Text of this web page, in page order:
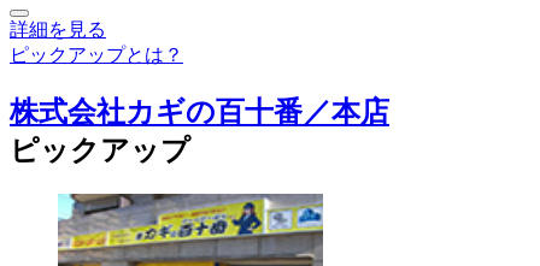
詳細を見る
ピックアップとは？
株式会社カギの百十番／本店
ピックアップ